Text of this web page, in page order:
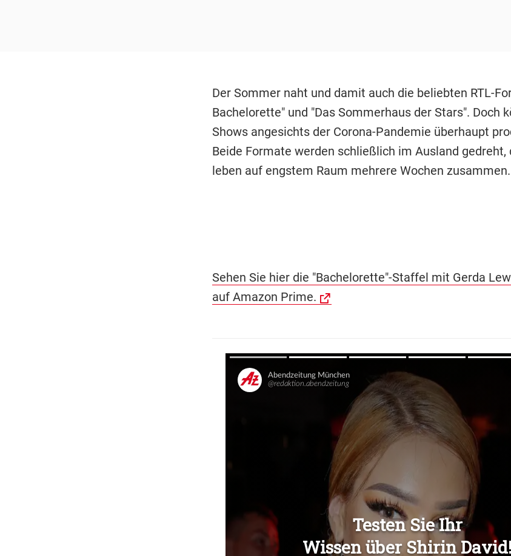
Der Sommer naht und damit auch die beliebten RTL-
Bachelorette" und "Das Sommerhaus der Stars". Doch
Shows angesichts der Corona-Pandemie überhaupt
Beide Formate werden schließlich im Ausland gedreht,
leben auf engstem Raum mehrere Wochen zusammen.
Sehen Sie hier die "Bachelorette"-Staffel mit Gerda
auf Amazon Prime.